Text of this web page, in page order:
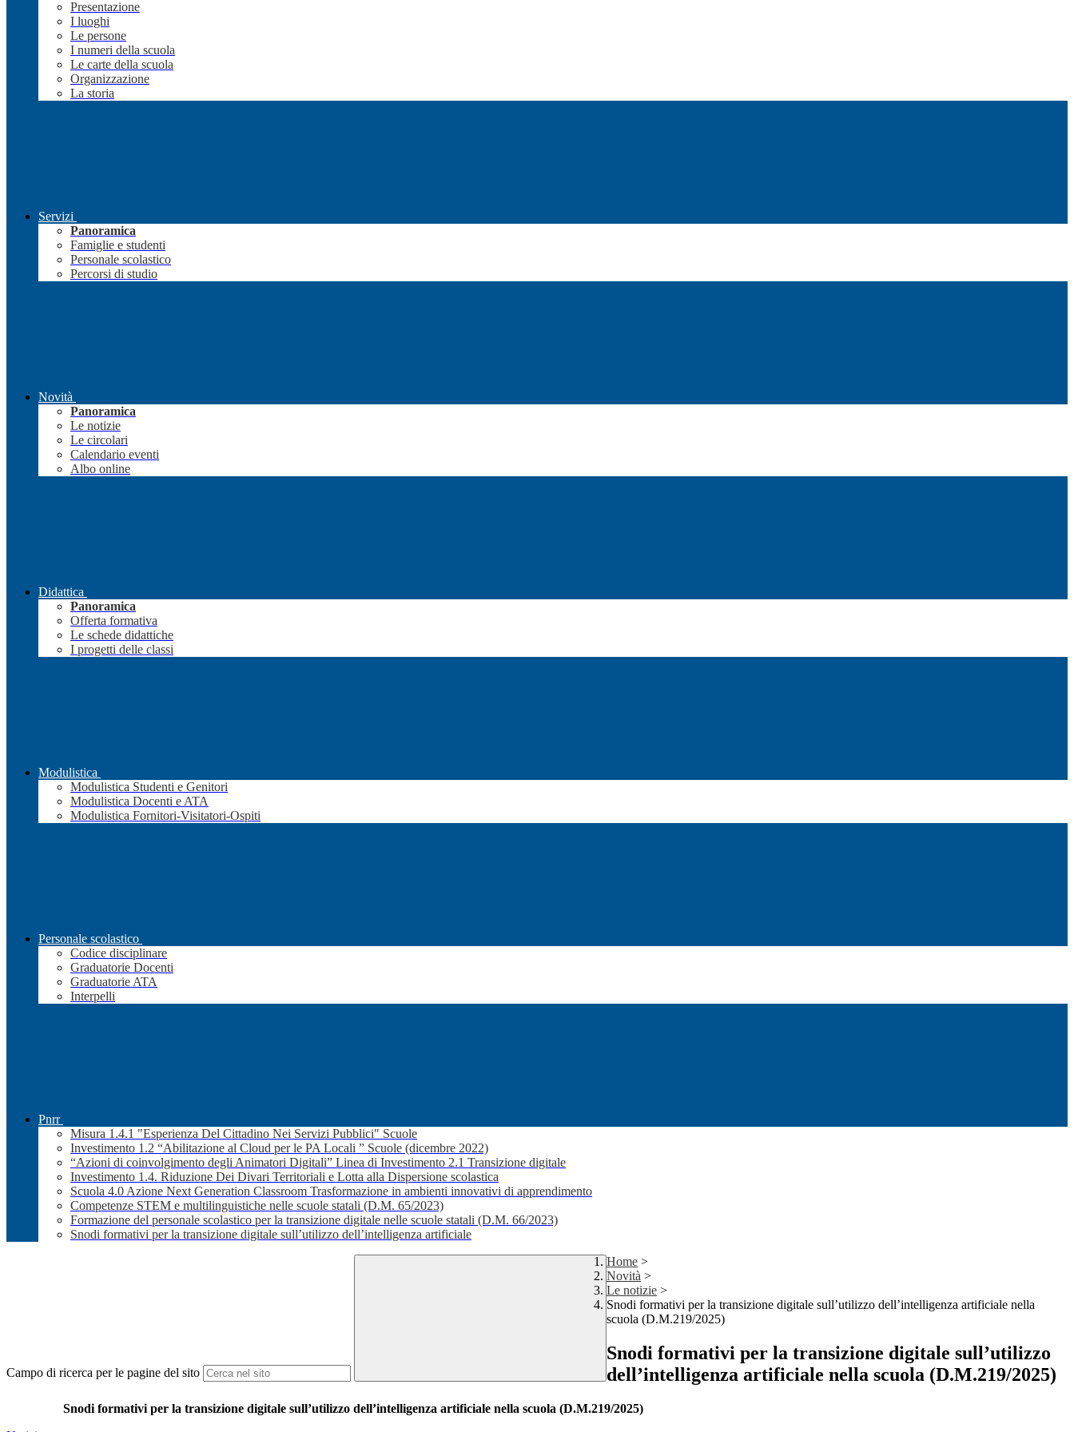
Presentazione
I luoghi
Le persone
I numeri della scuola
Le carte della scuola
Organizzazione
La storia
Servizi
Panoramica
Famiglie e studenti
Personale scolastico
Percorsi di studio
Novità
Panoramica
Le notizie
Le circolari
Calendario eventi
Albo online
Didattica
Panoramica
Offerta formativa
Le schede didattiche
I progetti delle classi
Modulistica
Modulistica Studenti e Genitori
Modulistica Docenti e ATA
Modulistica Fornitori-Visitatori-Ospiti
Personale scolastico
Codice disciplinare
Graduatorie Docenti
Graduatorie ATA
Interpelli
Pnrr
Misura 1.4.1 "Esperienza Del Cittadino Nei Servizi Pubblici" Scuole
Investimento 1.2 “Abilitazione al Cloud per le PA Locali ” Scuole (dicembre 2022)
“Azioni di coinvolgimento degli Animatori Digitali” Linea di Investimento 2.1 Transizione digitale
Investimento 1.4. Riduzione Dei Divari Territoriali e Lotta alla Dispersione scolastica
Scuola 4.0 Azione Next Generation Classroom Trasformazione in ambienti innovativi di apprendimento
Competenze STEM e multilinguistiche nelle scuole statali (D.M. 65/2023)
Formazione del personale scolastico per la transizione digitale nelle scuole statali (D.M. 66/2023)
Snodi formativi per la transizione digitale sull’utilizzo dell’intelligenza artificiale
Campo di ricerca per le pagine del sito
Home >
Novità >
Le notizie >
Snodi formativi per la transizione digitale sull’utilizzo dell’intelligenza artificiale nella
scuola (D.M.219/2025)
Snodi formativi per la transizione digitale sull’utilizzo
dell’intelligenza artificiale nella scuola (D.M.219/2025)
Snodi formativi per la transizione digitale sull’utilizzodell’intelligenza artificiale nella scuola (D.M.219/2025)